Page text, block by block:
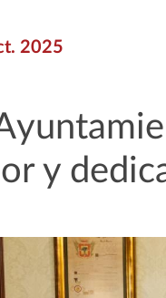
2025
y